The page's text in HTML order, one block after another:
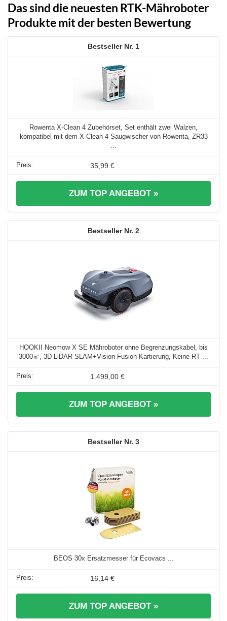
Das sind die neuesten RTK-Mähroboter
Produkte mit der besten Bewertung
1
Rowenta X-Clean 4 Zubehörset, Set enthält zwei Walzen,
kompatibel mit dem X-Clean 4 Saugwischer von Rowenta, ZR33
35,99 €
ZUM TOP ANGEBOT »
2
HOOKII Neomow X SE Mähroboter ohne Begrenzungskabel, bis
3000㎡, 3D LiDAR SLAM+Vision Fusion Kartierung, Keine RT ...
1.499,00 €
ZUM TOP ANGEBOT »
3
BEOS 30x Ersatzmesser für Ecovacs ...
16,14 €
ZUM TOP ANGEBOT »